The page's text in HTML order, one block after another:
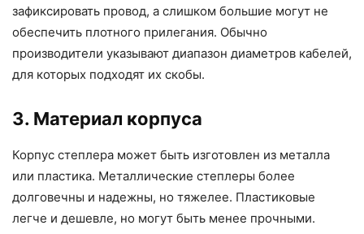
зафиксировать провод, а слишком большие могут не
обеспечить плотного прилегания. Обычно
производители указывают диапазон диаметров кабелей,
для которых подходят их скобы.
3. Материал корпуса
Корпус степлера может быть изготовлен из металла
или пластика. Металлические степлеры более
долговечны и надежны, но тяжелее. Пластиковые
легче и дешевле, но могут быть менее прочными.